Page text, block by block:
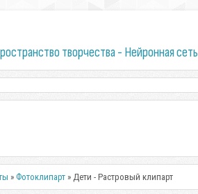
творчества - Нейронная сеть
» Фотоклипарт » Дети - Растровый клипарт